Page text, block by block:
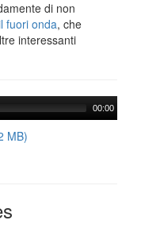
di non
fuori onda, che
interessanti
00:00
MB)